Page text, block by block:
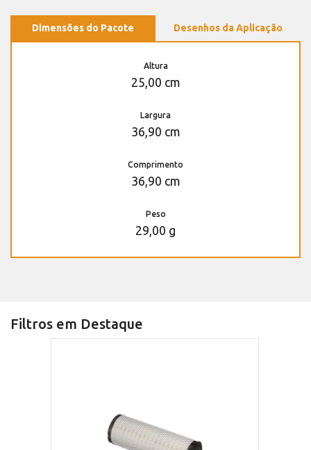
Dimensões do Pacote Desenhos da Aplicação
Altura
25,00 cm
Largura
36,90 cm
Comprimento
36,90 cm
Peso
29,00 g
Filtros em Destaque